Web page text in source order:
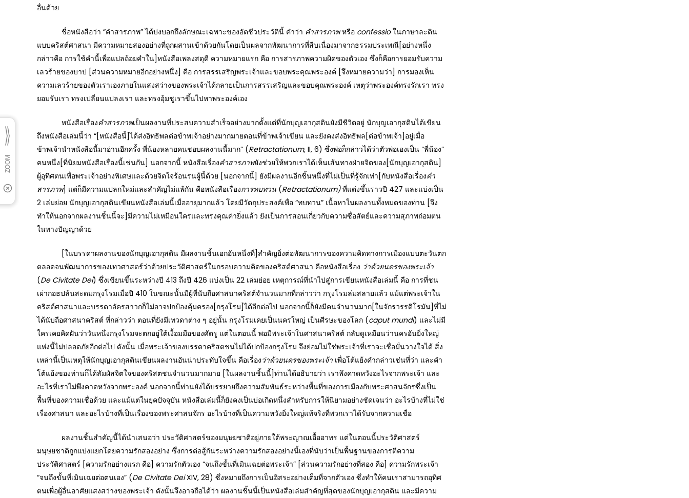
อื่นด้วย
ชื่อหนังสือว่า “คำสารภาพ” ได้บ่งบอกถึงลักษณะเฉพาะของอัตชีวประวัตินี้ คำว่า คำสารภาพหรือ confessioในภาษาละติน
แบบคริสต์ศาสนา มีความหมายสองอย่างที่ถูกผสานเข้าด้วยกันโดยเป็นผลจากพัฒนาการที่สืบเนื่องมาจากธรรมประเพณี[อย่างหนึ่ง
กล่าวคือ การใช้คำนี้เพื่อแปลถ้อยคำใน]หนังสือเพลงสดุดี ความหมายแรก คือ การสารภาพความผิดของตัวเอง ซึ่งก็คือการยอมรับความ
เลวร้ายของบาป [ส่วนความหมายอีกอย่างหนึ่ง] คือ การสรรเสริญพระเจ้าและขอบพระคุณพระองค์ [จึงหมายความว่า] การมองเห็น
ความเลวร้ายของตัวเราเองภายในแสงสว่างของพระเจ้าได้กลายเป็นการสรรเสริญและขอบคุณพระองค์ เหตุว่าพระองค์ทรงรักเรา ทรง
ยอมรับเรา ทรงเปลี่ยนแปลงเรา และทรงอุ้มชูเราขึ้นไปหาพระองค์เอง
หนังสือเรื่องคำสารภาพเป็นผลงานที่ประสบความสำเร็จอย่างมากตั้งแต่ที่นักบุญเอากุสตินยังมีชีวิตอยู่ นักบุญเอากุสตินได้เขียน
ถึงหนังสือเล่มนี้ว่า “[หนังสือนี้]ได้ส่งอิทธิพลต่อข้าพเจ้าอย่างมากมายตอนที่ข้าพเจ้าเขียน และยังคงส่งอิทธิพล[ต่อข้าพเจ้า]อยู่เมื่อ
ข้าพเจ้านำหนังสือนี้มาอ่านอีกครั้ง พี่น้องหลายคนชอบผลงานนี้มาก” (Retractationum, II, 6) ซึ่งพ่อก็กล่าวได้ว่าตัวพ่อเองเป็น “พี่น้อง”
คนหนึ่ง[ที่นิยมหนังสือเรื่องนี้เช่นกัน] นอกจากนี้ หนังสือเรื่องคำสารภาพยังช่วยให้พวกเราได้เห็นเส้นทางฝ่ายจิตของ[นักบุญเอากุสติน]
ผู้อุทิศตนเพื่อพระเจ้าอย่างพิเศษและด้วยจิตใจร้อนรนผู้นี้ด้วย [นอกจากนี้] ยังมีผลงานอีกชิ้นหนึ่งที่ไม่เป็นที่รู้จักเท่า[กับหนังสือเรื่องคำ
สารภาพ] แต่ก็มีความแปลกใหม่และสำคัญไม่แพ้กัน คือหนังสือเรื่องการทบทวน (Retractationum)ที่แต่งขึ้นราวปี 427 และแบ่งเป็น
2 เล่มย่อย นักบุญเอากุสตินเขียนหนังสือเล่มนี้เมื่ออายุมากแล้ว โดยมีวัตถุประสงค์เพื่อ “ทบทวน” เนื้อหาในผลงานทั้งหมดของท่าน [จึง
ทำให้นอกจากผลงานชิ้นนี้จะ]มีความไม่เหมือนใครและทรงคุณค่ายิ่งแล้ว ยังเป็นการสอนเกี่ยวกับความซื่อสัตย์และความสุภาพถ่อมตน
ในทางปัญญาด้วย
[ในบรรดาผลงานของนักบุญเอากุสติน มีผลงานชิ้นเอกอันหนึ่งที่]สำคัญยิ่งต่อพัฒนาการของความคิดทางการเมืองแบบตะวันตก
ตลอดจนพัฒนาการของเทวศาสตร์ว่าด้วยประวัติศาสตร์ในกรอบความคิดของคริสต์ศาสนา คือหนังสือเรื่อง ว่าด้วยนครของพระเจ้า
(De Civitate Dei) ซึ่งเขียนขึ้นระหว่างปี 413 ถึงปี 426 แบ่งเป็น 22 เล่มย่อย เหตุการณ์ที่นำไปสู่การเขียนหนังสือเล่มนี้ คือ การที่ชน
เผ่ากอธปล้นสะดมกรุงโรมเมื่อปี 410 ในขณะนั้นมีผู้ที่นับถือศาสนาคริสต์จำนวนมากที่กล่าวว่า กรุงโรมล่มสลายแล้ว แม้แต่พระเจ้าใน
คริสต์ศาสนาและบรรดาอัครสาวกก็ไม่อาจปกป้องคุ้มครอง[กรุงโรม]ได้อีกต่อไป นอกจากนี้ก็ยังมีคนจำนวนมาก[ในจักรวรรดิโรมัน]ที่ไม่
ได้นับถือศาสนาคริสต์ ที่กล่าวว่า ตอนที่ยังมีเทวดาต่าง ๆ อยู่นั้น กรุงโรมเคยเป็นนครใหญ่ เป็นศีรษะของโลก (caput mundi) และไม่มี
ใครเคยคิดฝันว่าวันหนึ่งกรุงโรมจะตกอยู่ใต้เงื้อมมือของศัตรู แต่ในตอนนี้ พอมีพระเจ้าในศาสนาคริสต์ กลับดูเหมือนว่านครอันยิ่งใหญ่
แห่งนี้ไม่ปลอดภัยอีกต่อไป ดังนั้น เมื่อพระเจ้าของบรรดาคริสตชนไม่ได้ปกป้องกรุงโรม จึงย่อมไม่ใช่พระเจ้าที่เราจะเชื่อมั่นวางใจได้ สิ่ง
เหล่านี้เป็นเหตุให้นักบุญเอากุสตินเขียนผลงานอันน่าประทับใจขึ้น คือเรื่องว่าด้วยนครของพระเจ้า เพื่อโต้แย้งคำกล่าวเช่นที่ว่า และคำ
โต้แย้งของท่านก็ได้สัมผัสจิตใจของคริสตชนจำนวนมากมาย [ในผลงานชิ้นนี้]ท่านได้อธิบายว่า เราพึงคาดหวังอะไรจากพระเจ้า และ
อะไรที่เราไม่พึงคาดหวังจากพระองค์ นอกจากนี้ท่านยังได้บรรยายถึงความสัมพันธ์ระหว่างพื้นที่ของการเมืองกับพระศาสนจักรซึ่งเป็น
พื้นที่ของความเชื่อด้วย และแม้แต่ในยุคปัจจุบัน หนังสือเล่มนี้ก็ยังคงเป็นบ่อเกิดหนึ่งสำหรับการให้นิยามอย่างชัดเจนว่า อะไรบ้างที่ไม่ใช่
เรื่องศาสนา และอะไรบ้างที่เป็นเรื่องของพระศาสนจักร อะไรบ้างที่เป็นความหวังยิ่งใหญ่แท้จริงที่พวกเราได้รับจากความเชื่อ
ผลงานชิ้นสำคัญนี้ได้นำเสนอว่า ประวัติศาสตร์ของมนุษยชาติอยู่ภายใต้พระญาณเอื้ออาทร แต่ในตอนนี้ประวัติศาสตร์
มนุษยชาติถูกแบ่งแยกโดยความรักสองอย่าง ซึ่งการต่อสู้กันระหว่างความรักสองอย่างนี้เองที่นับว่าเป็นพื้นฐานของการตีความ
ประวัติศาสตร์ [ความรักอย่างแรก คือ] ความรักตัวเอง “จนถึงขั้นที่เมินเฉยต่อพระเจ้า” [ส่วนความรักอย่างที่สอง คือ] ความรักพระเจ้า
“จนถึงขั้นที่เมินเฉยต่อตนเอง” (De Civitate DeiXIV, 28) ซึ่งหมายถึงการเป็นอิสระอย่างเต็มที่จากตัวเอง ซึ่งทำให้คนเราสามารถอุทิศ
ตนเพื่อผู้อื่นอาศัยแสงสว่างของพระเจ้า ดังนั้นจึงอาจถือได้ว่า ผลงานชิ้นนี้เป็นหนังสือเล่มสำคัญที่สุดของนักบุญเอากุสติน และมีความ